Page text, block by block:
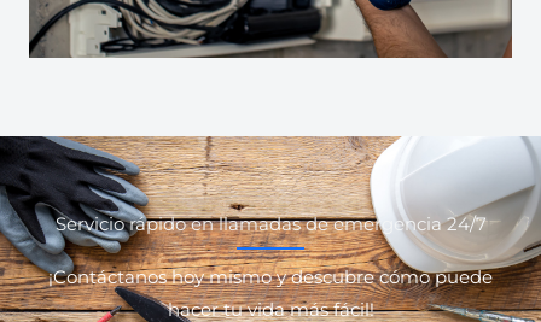
Servicio rápido en llamadas de emergencia 24/7
¡Contáctanos hoy mismo y descubre cómo puede
hacer tu vida más fácil!